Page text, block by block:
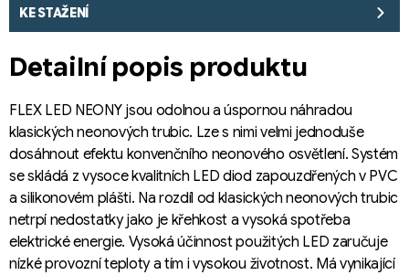
KE STAŽENÍ
Detailní popis produktu
FLEX LED NEONY jsou odolnou a úspornou náhradou
klasických neonových trubic. Lze s nimi velmi jednoduše
dosáhnout efektu konvenčního neonového osvětlení. Systém
se skládá z vysoce kvalitních LED diod zapouzdřených v PVC
a silikonovém plášti. Na rozdíl od klasických neonových trubic
netrpí nedostatky jako je křehkost a vysoká spotřeba
elektrické energie. Vysoká účinnost použitých LED zaručuje
nízké provozní teploty a tím i vysokou životnost. Má vynikající